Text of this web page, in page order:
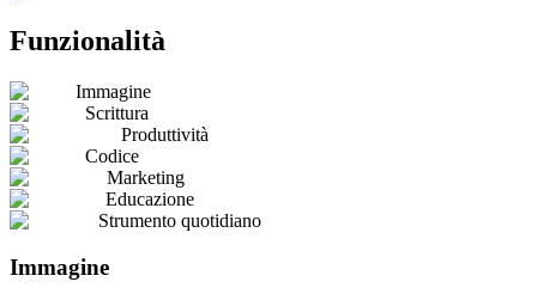
Funzionalità
Immagine
Scrittura
Produttività
Codice
Marketing
Educazione
Strumento quotidiano
Immagine